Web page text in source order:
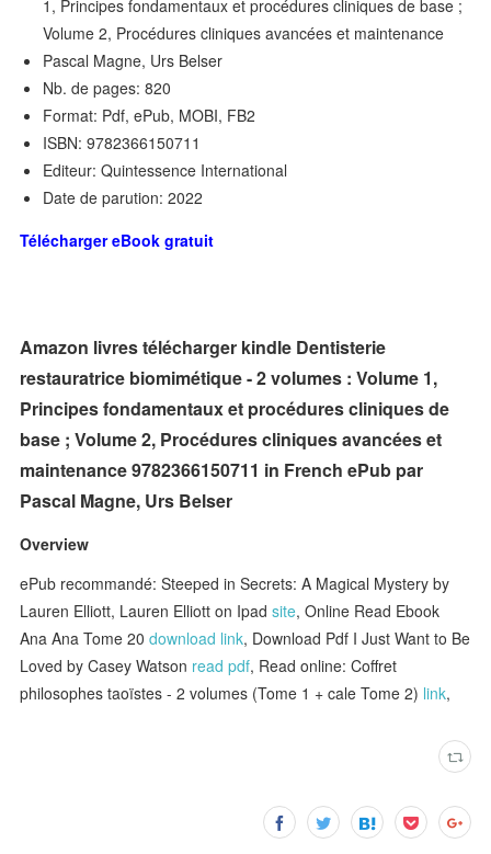
1, Principes fondamentaux et procédures cliniques de base ;
Volume 2, Procédures cliniques avancées et maintenance
Pascal Magne, Urs Belser
Nb. de pages: 820
Format: Pdf, ePub, MOBI, FB2
ISBN: 9782366150711
Editeur: Quintessence International
Date de parution: 2022
Télécharger eBook gratuit
Amazon livres télécharger kindle Dentisterie
restauratrice biomimétique - 2 volumes : Volume 1,
Principes fondamentaux et procédures cliniques de
base ; Volume 2, Procédures cliniques avancées et
maintenance 9782366150711 in French ePub par
Pascal Magne, Urs Belser
Overview
ePub recommandé: Steeped in Secrets: A Magical Mystery by
Lauren Elliott, Lauren Elliott on Ipadsite, Online Read Ebook
Ana Ana Tome 20download link, Download Pdf I Just Want to Be
Loved by Casey Watson read pdf, Read online: Coffret
philosophes taoïstes - 2 volumes (Tome 1 + cale Tome 2) link,